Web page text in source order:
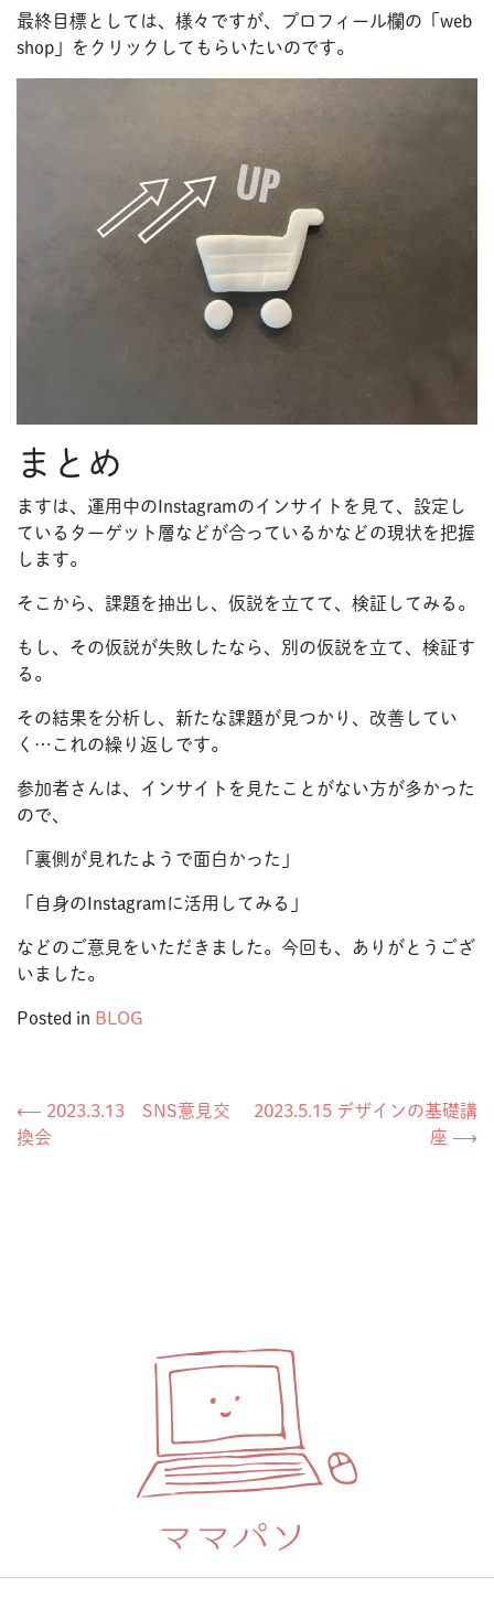
最終目標としては、様々ですが、プロフィール欄の「web
shop」をクリックしてもらいたいのです。
まとめ
ますは、運用中のInstagramのインサイトを見て、設定し
ているターゲット層などが合っているかなどの現状を把握
します。
そこから、課題を抽出し、仮説を立てて、検証してみる。
もし、その仮説が失敗したなら、別の仮説を立て、検証す
る。
その結果を分析し、新たな課題が見つかり、改善してい
く…これの繰り返しです。
参加者さんは、インサイトを見たことがない方が多かった
ので、
「裏側が見れたようで面白かった」
「自身のInstagramに活用してみる」
などのご意見をいただきました。今回も、ありがとうござ
いました。
Posted in BLOG
投
⟵ 2023.3.13 SNS意見交
換会
2023.5.15 デザインの基礎講
座 ⟶